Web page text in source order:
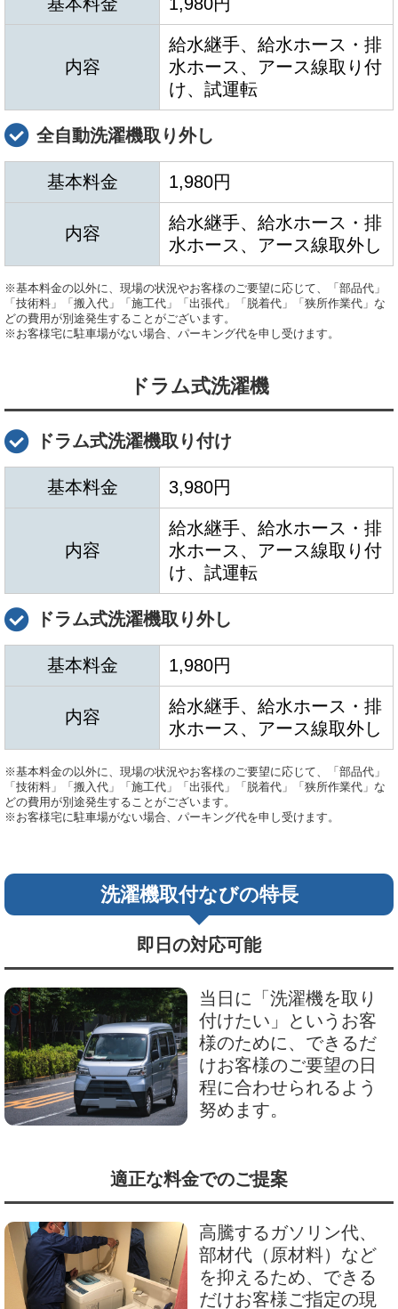
内容
給水継手、給水ホース・排
水ホース、アース線取り付
け、試運転
全自動洗濯機取り外し
基本料金 1,980円
内容
給水継手、給水ホース・排
水ホース、アース線取外し
※基本料金の以外に、現場の状況やお客様のご要望に応じて、「部品代」
「技術料」「搬入代」「施工代」「出張代」「脱着代」「狭所作業代」な
どの費用が別途発生することがございます。
※お客様宅に駐車場がない場合、パーキング代を申し受けます。
ドラム式洗濯機
ドラム式洗濯機取り付け
基本料金 3,980円
内容
給水継手、給水ホース・排
水ホース、アース線取り付
け、試運転
ドラム式洗濯機取り外し
基本料金 1,980円
内容
給水継手、給水ホース・排
水ホース、アース線取外し
※基本料金の以外に、現場の状況やお客様のご要望に応じて、「部品代」
「技術料」「搬入代」「施工代」「出張代」「脱着代」「狭所作業代」な
どの費用が別途発生することがございます。
※お客様宅に駐車場がない場合、パーキング代を申し受けます。
洗濯機取付なびの特長
即日の対応可能
当日に「洗濯機を取り
付けたい」というお客
様のために、できるだ
けお客様のご要望の日
程に合わせられるよう
努めます。
適正な料金でのご提案
高騰するガソリン代、
部材代（原材料）など
を抑えるため、できる
だけお客様ご指定の現